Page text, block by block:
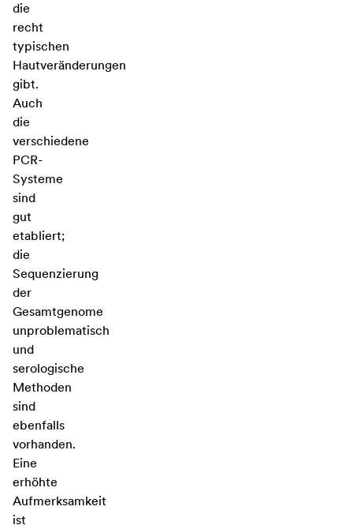
die
recht
typischen
Hautveränderungen
gibt.
Auch
die
verschiedene
PCR-
Systeme
sind
gut
etabliert;
die
Sequenzierung
der
Gesamtgenome
unproblematisch
und
serologische
Methoden
sind
ebenfalls
vorhanden.
Eine
erhöhte
Aufmerksamkeit
ist